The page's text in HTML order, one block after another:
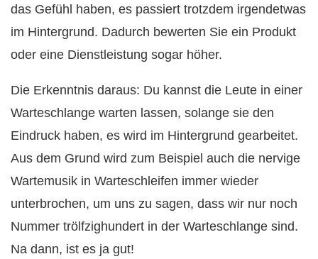
das Gefühl haben, es passiert trotzdem irgendetwas
im Hintergrund. Dadurch bewerten Sie ein Produkt
oder eine Dienstleistung sogar höher.
Die Erkenntnis daraus: Du kannst die Leute in einer
Warteschlange warten lassen, solange sie den
Eindruck haben, es wird im Hintergrund gearbeitet.
Aus dem Grund wird zum Beispiel auch die nervige
Wartemusik in Warteschleifen immer wieder
unterbrochen, um uns zu sagen, dass wir nur noch
Nummer trölfzighundert in der Warteschlange sind.
Na dann, ist es ja gut!